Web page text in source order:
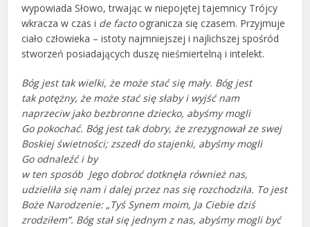
wypowiada Słowo, trwając w niepojętej tajemnicy Trójcy
wkracza w czas i de factoogranicza się czasem. Przyjmuje
ciało człowieka – istoty najmniejszej i najlichszej spośród
stworzeń posiadających duszę nieśmiertelną i intelekt.
Bóg jest tak wielki, że może stać się mały. Bóg jest
tak potężny, że może stać się słaby i wyjść nam
naprzeciw jako bezbronne dziecko, abyśmy mogli
Go pokochać. Bóg jest tak dobry, że zrezygnował ze swej
Boskiej świetności; zszedł do stajenki, abyśmy mogli
Go odnaleźć i by
w ten sposób Jego dobroć dotknęła również nas,
udzieliła się nam i dalej przez nas się rozchodziła. To jest
Boże Narodzenie: „Tyś Synem moim, Ja Ciebie dziś
zrodziłem”. Bóg stał się jednym z nas, abyśmy mogli być